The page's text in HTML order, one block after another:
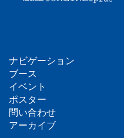
フ
ッ
タ
ナビゲーション
ブース
イベント
ポスター
問い合わせ
アーカイブ